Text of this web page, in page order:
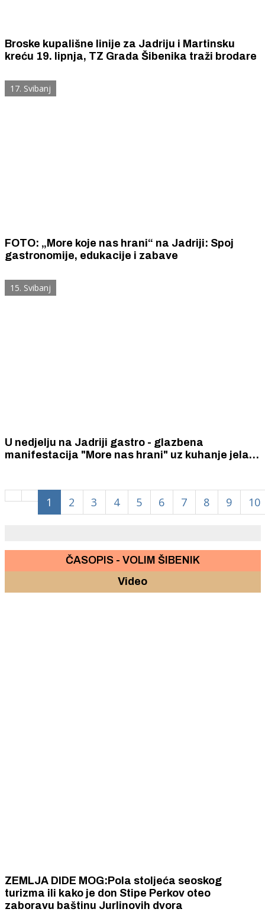
Broske kupališne linije za Jadriju i Martinsku
kreću 19. lipnja, TZ Grada Šibenika traži brodare
17. Svibanj
FOTO: „More koje nas hrani“ na Jadriji: Spoj
gastronomije, edukacije i zabave
15. Svibanj
U nedjelju na Jadriji gastro - glazbena
manifestacija "More nas hrani" uz kuhanje jela
1 2 3 4 5 6 7 8 9 10
ČASOPIS - VOLIM ŠIBENIK
Video
ZEMLJA DIDE MOG:Pola stoljeća seoskog
turizma ili kako je don Stipe Perkov oteo
zaboravu baštinu Jurlinovih dvora